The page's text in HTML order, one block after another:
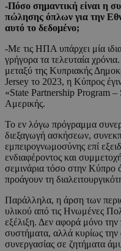
-Πόσο σημαντική είναι η
πώλησης όπλων για την
αυτό το δεδομένο;
-Με τις ΗΠΑ υπάρχει μία
γρήγορα τα τελευταία
μεταξύ της Κυπριακής
Jersey το 2023, η Κύπρος
«State Partnership Program
Αμερικής.
Το εν λόγω πρόγραμμα
διεξαγωγή ασκήσεων,
εμπειρογνωμοσύνης επί
ενδιαφέροντος και
σεμινάρια τόσο στην Κύπρο
προάγουν τη
Παράλληλα, η άρση των
υλικού από τις Ηνωμένες
εξέλιξη. Δεν αφορά μόνο
συστήματα, αλλά κυρίως την
συνεργασίας σε ζητήματα